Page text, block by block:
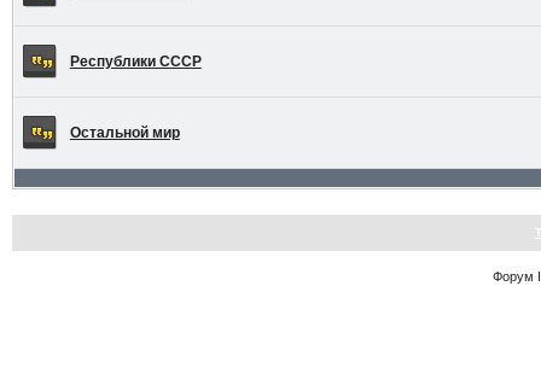
Республики СССР
Остальной мир
Форум